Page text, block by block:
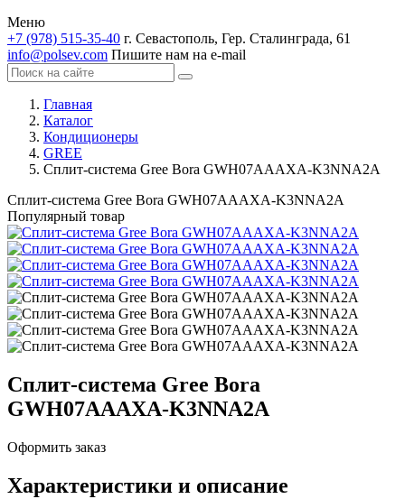
Меню
+7 (978) 515-35-40 г. Севастополь, Гер. Сталинграда, 61
info@polsev.com Пишите нам на e-mail
Главная
Каталог
Кондиционеры
GREE
Сплит-система Gree Bora GWH07AAAXA-K3NNA2A
Сплит-система Gree Bora GWH07AAAXA-K3NNA2A
Популярный товар
Сплит-система Gree Bora
GWH07AAAXA-K3NNA2A
Оформить заказ
Характеристики и описание